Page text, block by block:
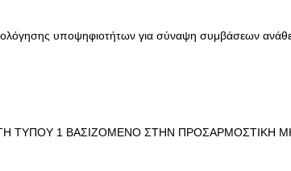
υποψηφιοτήτων για σύναψη συμβάσεων
ΤΥΠΟΥ 1 ΒΑΣΙΖΟΜΕΝΟ ΣΤΗΝ